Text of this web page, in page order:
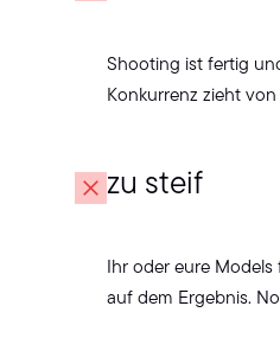
Shooting ist fertig
Konkurrenz zieht
zu steif
Ihr oder eure
auf dem Ergebnis.